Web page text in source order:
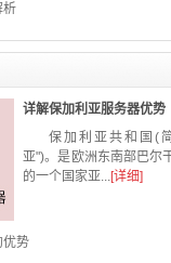
析
详解保加利亚服务器优势
保加利亚共和国(
亚")。是欧洲东南部巴尔
的一个国家亚...[详细]
优势